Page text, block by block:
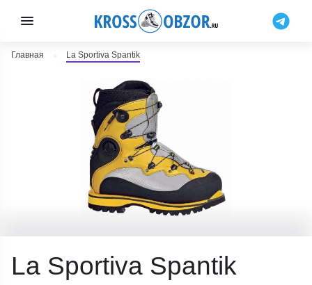
Главная La Sportiva Spantik
La Sportiva Spantik